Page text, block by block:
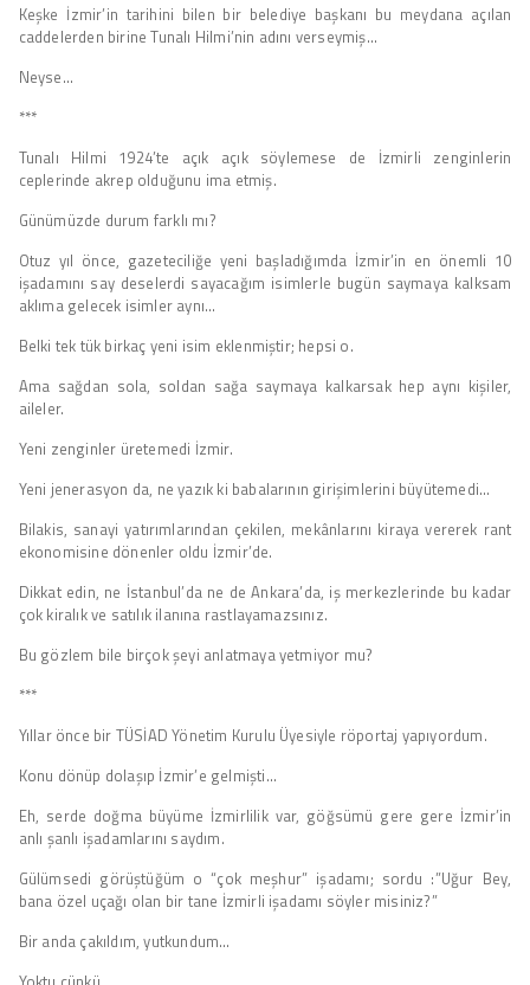
Keşke İzmir’in tarihini bilen bir belediye başkanı bu meydana açılan
caddelerden birine Tunalı Hilmi’nin adını verseymiş…
Neyse…
***
Tunalı Hilmi 1924’te açık açık söylemese de İzmirli zenginlerin
ceplerinde akrep olduğunu ima etmiş.
Günümüzde durum farklı mı?
Otuz yıl önce, gazeteciliğe yeni başladığımda İzmir’in en önemli 10
işadamını say deselerdi sayacağım isimlerle bugün saymaya kalksam
aklıma gelecek isimler aynı…
Belki tek tük birkaç yeni isim eklenmiştir; hepsi o.
Ama sağdan sola, soldan sağa saymaya kalkarsak hep aynı kişiler,
aileler.
Yeni zenginler üretemedi İzmir.
Yeni jenerasyon da, ne yazık ki babalarının girişimlerini büyütemedi…
Bilakis, sanayi yatırımlarından çekilen, mekânlarını kiraya vererek rant
ekonomisine dönenler oldu İzmir’de.
Dikkat edin, ne İstanbul’da ne de Ankara’da, iş merkezlerinde bu kadar
çok kiralık ve satılık ilanına rastlayamazsınız.
Bu gözlem bile birçok şeyi anlatmaya yetmiyor mu?
***
Yıllar önce bir TÜSİAD Yönetim Kurulu Üyesiyle röportaj yapıyordum.
Konu dönüp dolaşıp İzmir’e gelmişti…
Eh, serde doğma büyüme İzmirlilik var, göğsümü gere gere İzmir’in
anlı şanlı işadamlarını saydım.
Gülümsedi görüştüğüm o “çok meşhur” işadamı; sordu :”Uğur Bey,
bana özel uçağı olan bir tane İzmirli işadamı söyler misiniz?”
Bir anda çakıldım, yutkundum…